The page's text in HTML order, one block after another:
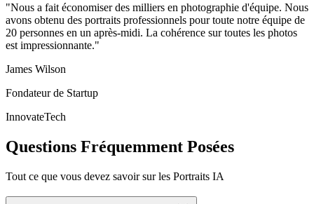
"Nous a fait économiser des milliers en photographie d'équipe. Nous
avons obtenu des portraits professionnels pour toute notre équipe de
20 personnes en un après-midi. La cohérence sur toutes les photos
est impressionnante."
James Wilson
Fondateur de Startup
InnovateTech
Questions Fréquemment Posées
Tout ce que vous devez savoir sur les Portraits IA